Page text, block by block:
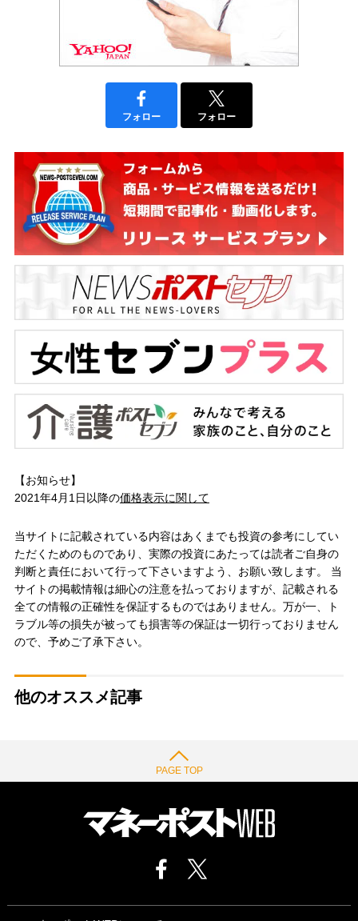
フォロー フォロー
【お知らせ】
2021年4月1日以降の価格表示に関して
当サイトに記載されている内容はあくまでも投資の参考にしてい
ただくためのものであり、実際の投資にあたっては読者ご自身の
判断と責任において行って下さいますよう、お願い致します。 当
サイトの掲載情報は細心の注意を払っておりますが、記載される
全ての情報の正確性を保証するものではありません。万が一、ト
ラブル等の損失が被っても損害等の保証は一切行っておりません
ので、予めご了承下さい。
他のオススメ記事
PAGE TOP